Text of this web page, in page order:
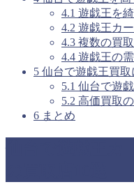
4.1 遊戯王を
4.2 遊戯王カ
4.3 複数の買
4.4 遊戯王の
5 仙台で遊戯王買
5.1 仙台で遊
5.2 高価買取
6 まとめ